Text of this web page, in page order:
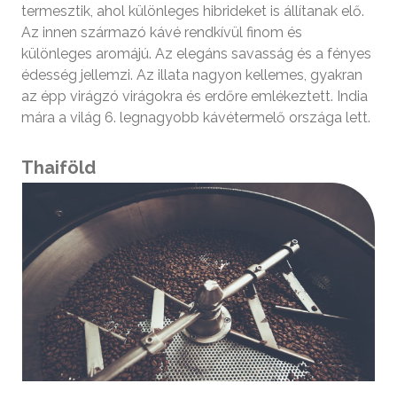
termesztik, ahol különleges hibrideket is állítanak elő.
Az innen származó kávé rendkívül finom és
különleges aromájú. Az elegáns savasság és a fényes
édesség jellemzi. Az illata nagyon kellemes, gyakran
az épp virágzó virágokra és erdőre emlékeztett. India
mára a világ 6. legnagyobb kávétermelő országa lett.
Thaiföld